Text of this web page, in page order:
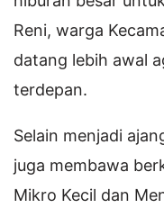
Reni, warga
datang lebih awal
terdepan.
Selain menjadi
juga membawa
Mikro Kecil dan